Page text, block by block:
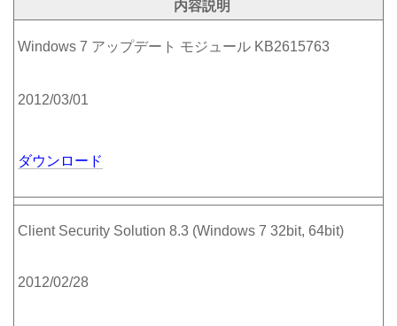
内容説明
Windows 7 アップデート モジュール KB2615763
2012/03/01
ダウンロード
Client Security Solution 8.3 (Windows 7 32bit, 64bit)
2012/02/28